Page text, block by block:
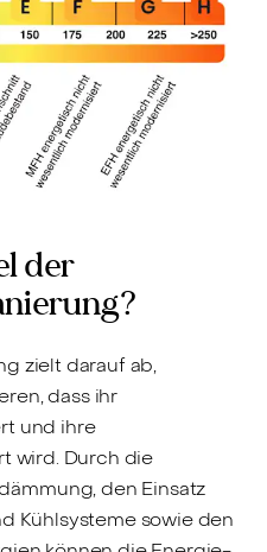
der
zielt darauf ab,
dass ihr
und ihre
wird. Durch die
den Einsatz
Kühlsysteme sowie den